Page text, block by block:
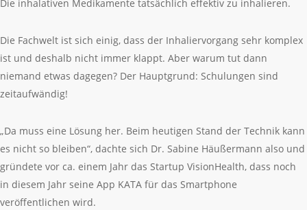
Die inhalativen Medikamente tatsächlich effektiv zu inhalieren.
Die Fachwelt ist sich einig, dass der Inhaliervorgang sehr komplex
ist und deshalb nicht immer klappt. Aber warum tut dann
niemand etwas dagegen? Der Hauptgrund: Schulungen sind
zeitaufwändig!
„Da muss eine Lösung her. Beim heutigen Stand der Technik kann
es nicht so bleiben“, dachte sich Dr. Sabine Häußermann also und
gründete vor ca. einem Jahr das Startup VisionHealth, dass noch
in diesem Jahr seine App KATA für das Smartphone
veröffentlichen wird.